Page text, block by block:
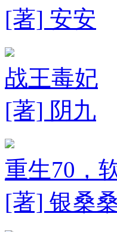
[著] 安安
战王毒妃
[著] 阴九
重生70，
[著] 银桑